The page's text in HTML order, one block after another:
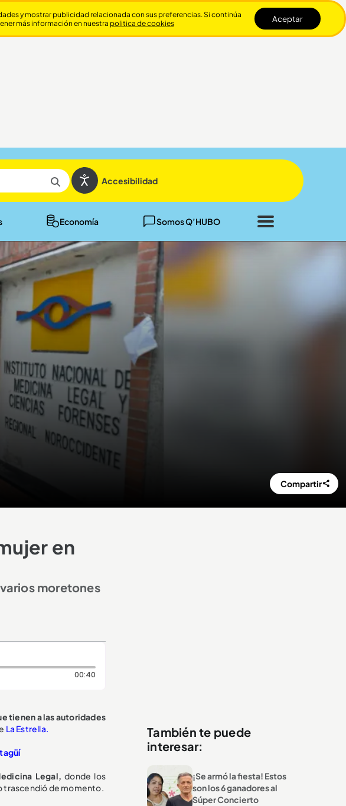
Accesibilidad
Economía Somos Q’HUBO
Cerrar
Compartir
en
moretones
00:40Duración: 40 segundos
tienen a las autoridades
La Estrella.
Legal, donde los
trascendió de momento.
También te puede
interesar:
¡Se armó la fiesta! Estos
son los 6 ganadores al
Súper Concierto
y mostrar publicidad relacionada con sus preferencias. Si continúa
más información en nuestra politica de cookies Aceptar